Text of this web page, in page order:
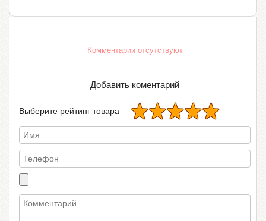
Комментарии отсутствуют
Добавить коментарий
Выберите рейтинг товара